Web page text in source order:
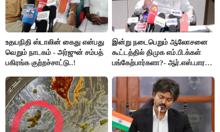
உதயநிதி ஸ்டாலின் கைது என்பது
வெறும் நாடகம் - அர்ஜுன் சம்பத்
பகிரங்க குற்றச்சாட்டு..!
இன்று நடைபெறும் ஆலோசனை
கூட்டத்தில் திமுக எம்.பி.க்கள்
பங்கேற்பார்களா?- ஆர்.எஸ்.பாரதி